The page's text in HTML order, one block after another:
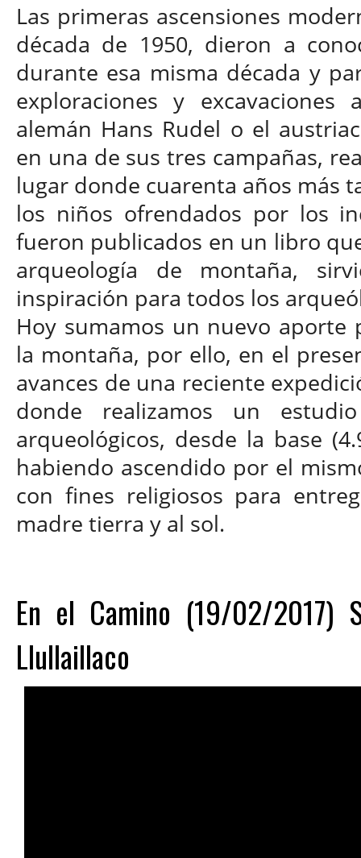
Las primeras ascensiones
década de 1950, dieron a
durante esa misma década y
exploraciones y
alemán Hans Rudel o el
en una de sus tres campañas,
lugar donde cuarenta años más
los niños ofrendados por los
fueron publicados en un libro
arqueología de montaña,
inspiración para todos los
Hoy sumamos un nuevo
la montaña, por ello, en el
avances de una reciente
donde realizamos un
arqueológicos, desde la base
habiendo ascendido por el
con fines religiosos para
madre tierra y al sol.
En el Camino (19/02/2017)
Llullaillaco